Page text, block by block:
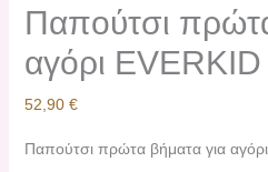
Παπούτσι
αγόρι
52,90 €
Παπούτσι πρώτα βήματα για